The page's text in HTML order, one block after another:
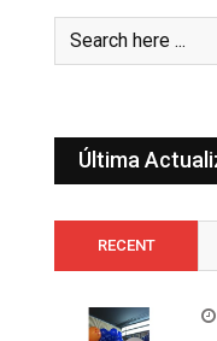
Última
RECENT